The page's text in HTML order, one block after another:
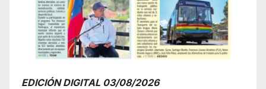
EDICIÓN DIGITAL 03/08/2026